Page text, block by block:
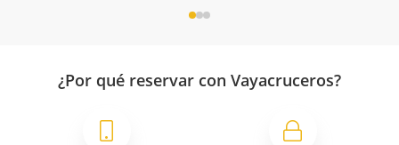
¿Por qué reservar con Vayacruceros?